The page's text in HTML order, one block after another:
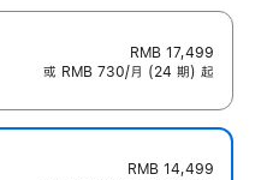
RMB 17,499
或 RMB 730/月 (24 期) 起
RMB 14,499